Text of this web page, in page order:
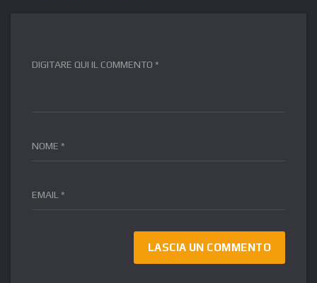
DIGITARE QUI IL COMMENTO *
NOME *
EMAIL *
DE